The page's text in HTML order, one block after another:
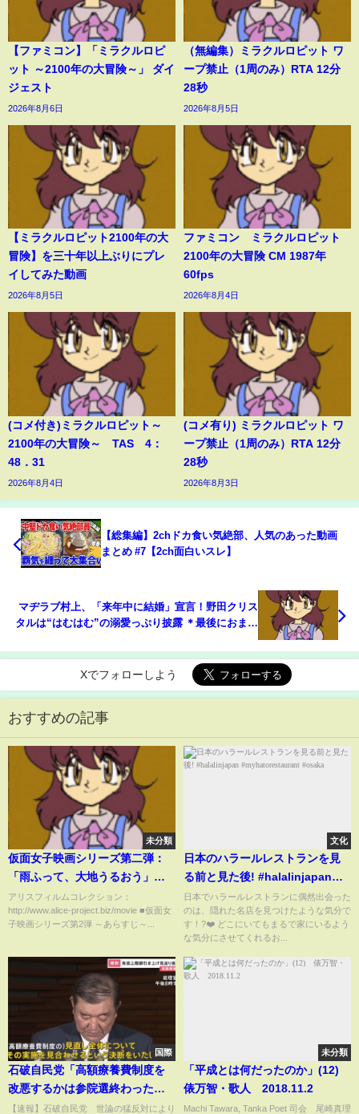
【ファミコン】「ミラクルロピ
ット ～2100年の大冒険～」 ダイ
ジェスト
2026年8月6日
（無編集）ミラクルロピット ワ
ープ禁止（1周のみ）RTA 12分
28秒
2026年8月5日
【ミラクルロピット2100年の大
冒険】を三十年以上ぶりにプレ
イしてみた動画
2026年8月5日
ファミコン ミラクルロピット
2100年の大冒険 CM 1987年
60fps
2026年8月4日
(コメ付き)ミラクルロピット～
2100年の大冒険～ TAS 4：
48．31
2026年8月4日
(コメ有り) ミラクルロピット ワ
ープ禁止（1周のみ）RTA 12分
28秒
2026年8月3日
【総集編】2chドカ食い気絶部、人気のあった動画
まとめ #7【2ch面白いスレ】
マヂラブ村上、「来年中に結婚」宣言！野田クリス
タルは“はむはむ”の溺愛っぷり披露 ＊最後におまけ
Xでフォローしよう
おすすめの記事
未分類
仮面女子映画シリーズ第二弾：
「雨ふって、大地うるおう」特
報CM
アリスフィルムコレクション：
http://www.alice-project.biz/movie ■仮面女
子映画シリーズ第2弾 ～あらすじ～...
文化
日本のハラールレストランを見
る前と見た後! #halalinjapan
#myhatorestaurant #osaka
日本でハラールレストランに偶然出会った
のは、隠れた名店を見つけたような気分で
す！?❤️ どこにいてもまるで家にいるよう
な気分にさせてくれるお...
国際
石破自民党「高額療養費制度を
改悪するかは参院選終わったら
考えてやるよ、わかってるよ
【速報】石破自民党 世論の猛反対により
未分類
「平成とは何だったのか」(12)
俵万智・歌人 2018.11.2
Machi Tawara, Tanka Poet 司会 尾崎真理